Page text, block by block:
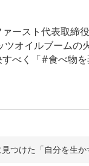
ースト代表取締
オイルブームの
べく「#食べ物
つけた「自分を生か